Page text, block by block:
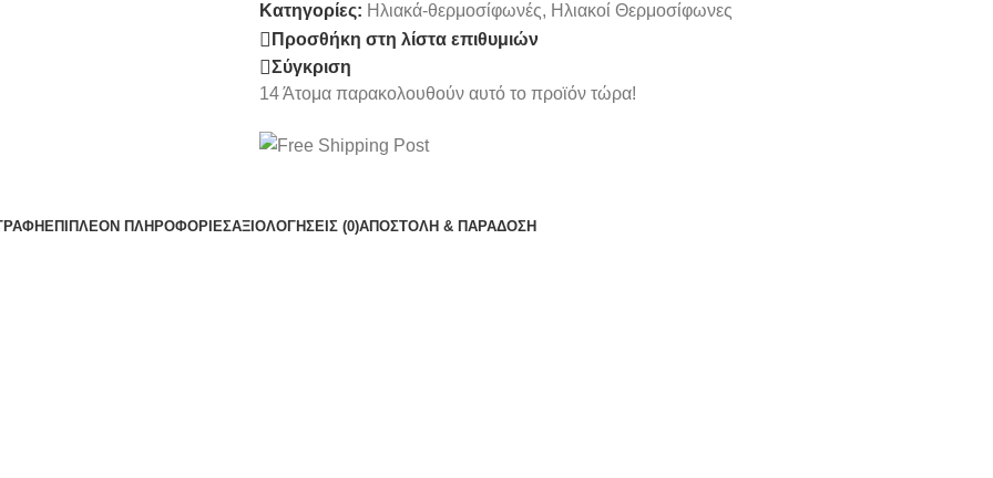
Κατηγορίες: Ηλιακά-θερμοσίφωνές, Ηλιακοί Θερμοσίφωνες
Προσθήκη στη λίστα επιθυμιών
Σύγκριση
14Άτομα παρακολουθούν αυτό το προϊόν τώρα!
ΕΠΙΠΛΈΟΝ ΠΛΗΡΟΦΟΡΊΕΣΑΞΙΟΛΟΓΉΣΕΙΣ (0)ΑΠΟΣΤΟΛΉ & ΠΑΡΆΔΟΣΗ